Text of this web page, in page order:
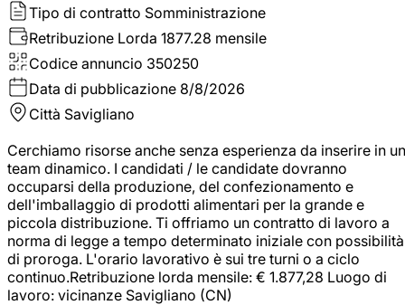
Tipo di contratto Somministrazione
Retribuzione Lorda 1877.28 mensile
Codice annuncio 350250
Data di pubblicazione 8/8/2026
Città Savigliano
Cerchiamo risorse anche senza esperienza da inserire in un
team dinamico. I candidati / le candidate dovranno
occuparsi della produzione, del confezionamento e
dell'imballaggio di prodotti alimentari per la grande e
piccola distribuzione. Ti offriamo un contratto di lavoro a
norma di legge a tempo determinato iniziale con possibilità
di proroga. L'orario lavorativo è sui tre turni o a ciclo
continuo.Retribuzione lorda mensile: € 1.877,28 Luogo di
lavoro: vicinanze Savigliano (CN)